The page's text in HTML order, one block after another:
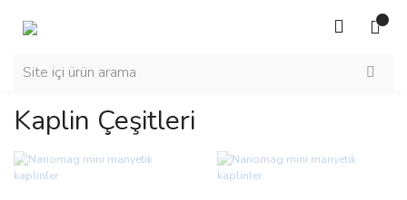
Kaplin Çeşitleri